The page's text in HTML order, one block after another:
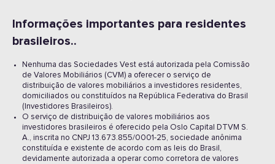
Informações importantes para residentes
brasileiros..
Nenhuma das Sociedades Vest está autorizada pela Comissão
de Valores Mobiliários (CVM) a oferecer o serviço de
distribuição de valores mobiliários a investidores residentes,
domiciliados ou constituídos na República Federativa do Brasil
(Investidores Brasileiros).
O serviço de distribuição de valores mobiliários aos
investidores brasileiros é oferecido pela Oslo Capital DTVM S.
A., inscrita no CNPJ 13.673.855/0001-25, sociedade anônima
constituída e existente de acordo com as leis do Brasil,
devidamente autorizada a operar como corretora de valores